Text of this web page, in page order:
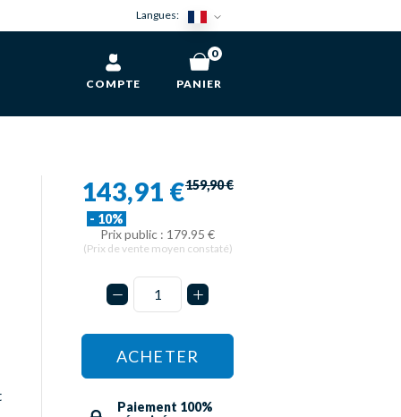
Langues:
COMPTE PANIER
0
143,91 €
- 10%
159,90 €
Prix public : 179.95 €
(Prix de vente moyen constaté)
ACHETER
Paiement 100%